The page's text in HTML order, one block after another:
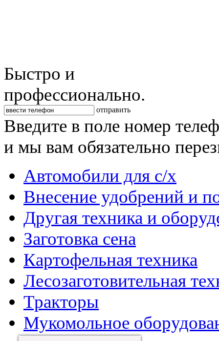
Быстро и
профессионально.
отправить
Введите в поле номер
и мы вам обязательно
Автомобили для с/х
Внесение удобрений и
Другая техника и
Заготовка сена
Картофельная техника
Лесозаготовительная
Тракторы
Мукомольное